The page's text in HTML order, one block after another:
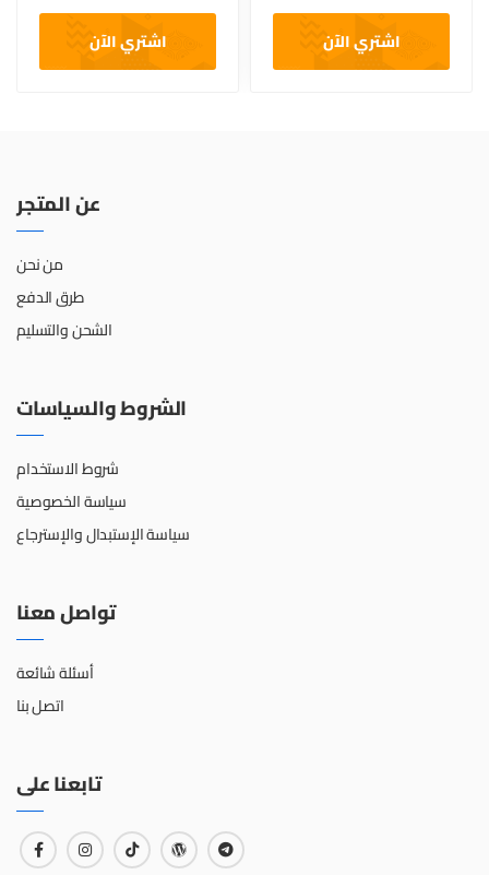
اشتري الآن
اشتري الآن
عن المتجر
من نحن
طرق الدفع
الشحن والتسليم
الشروط والسياسات
شروط الاستخدام
سياسة الخصوصية
سياسة الإستبدال والإسترجاع
تواصل معنا
أسئلة شائعة
اتصل بنا
تابعنا على